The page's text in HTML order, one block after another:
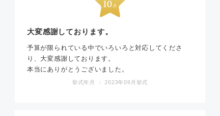
大変感謝しております。
予算が限られている中でいろいろと対応してくださ
り、大変感謝しております。
本当にありがとうございました。
挙式年月 ： 2023年09月挙式